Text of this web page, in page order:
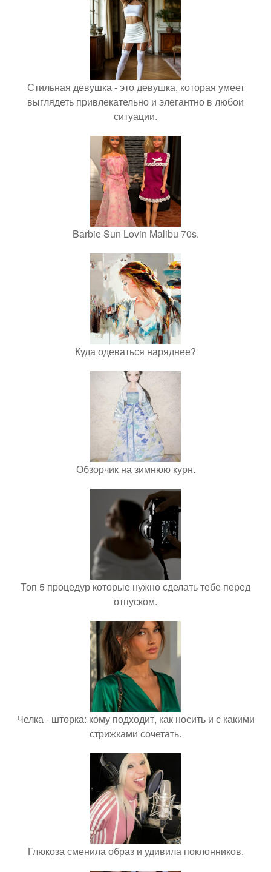
Стильная девушка - это девушка, которая умеет
выглядеть привлекательно и элегантно в любои
ситуации.
Barbie Sun Lovin Malibu 70s.
Куда одеваться наряднее?
Обзорчик на зимнюю курн.
Топ 5 процедур которые нужно сделать тебе перед
отпуском.
Челка - шторка: кому подходит, как носить и с какими
стрижками сочетать.
Глюкоза сменила образ и удивила поклонников.